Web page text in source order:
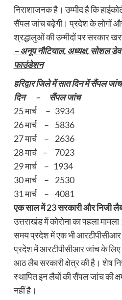
निराशाजनक है। उम्मीद है कि
सैंपल जांच बढ़ेेगी। प्रदेश के लोगों
श्रद्धालुओं की उम्मीदों पर सरकार
– अनूप नौटियाल, अध्यक्ष, सोशल
फाउंडेशन
हरिद्वार जिले में सात दिन में सैंपल
दिन – सैंपल जांच
25 मार्च – 3934
26 मार्च – 5836
27 मार्च – 2636
28 मार्च – 7023
29 मार्च – 1934
30 मार्च – 2530
31 मार्च – 4081
एक साल में 23 सरकारी और निजी
उत्तराखंड में कोरोना का पहला
समय प्रदेश में एक भी आरटीपीसीआर
प्रदेश में आरटीपीसीआर जांच के
आठ लैब सरकारी क्षेत्र की है। शेष
स्थापित इन लैबों की सैंपल जांच की
नहीं है।